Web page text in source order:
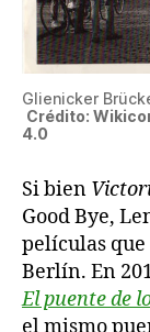
Glienicker
Crédito:
4.0
Si bien
Good Bye,
películas
Berlín. En
El puente de